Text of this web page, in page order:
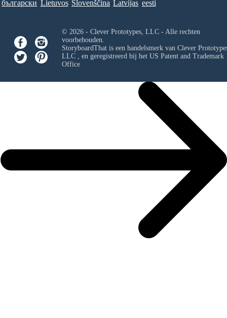
български Lietuvos Slovenščina Latvijas eesti
© 2026 - Clever Prototypes, LLC - Alle rechten
voorbehouden.
StoryboardThat is een handelsmerk van Clever
LLC, en geregistreerd bij het US Patent and Trademark
Office